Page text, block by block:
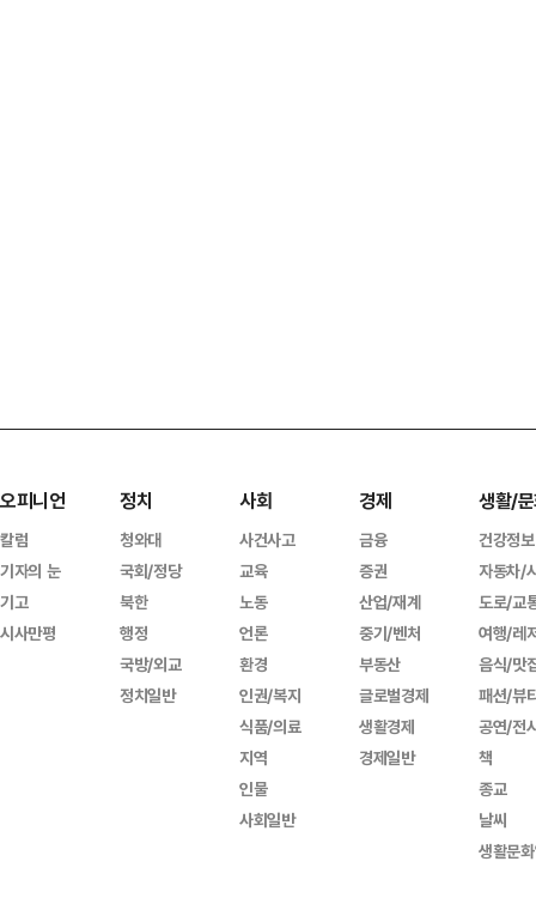
오피니언
칼럼
기자의 눈
기고
시사만평
정치
청와대
국회/정당
북한
행정
국방/외교
정치일반
사회
사건사고
교육
노동
언론
환경
인권/복지
식품/의료
지역
인물
사회일반
경제
금융
증권
산업/재계
중기/벤처
부동산
글로벌경제
생활경제
경제일반
생활/
건강정보
자동차/
도로/교
여행/레
음식/맛
패션/뷰
공연/전
책
종교
날씨
생활문